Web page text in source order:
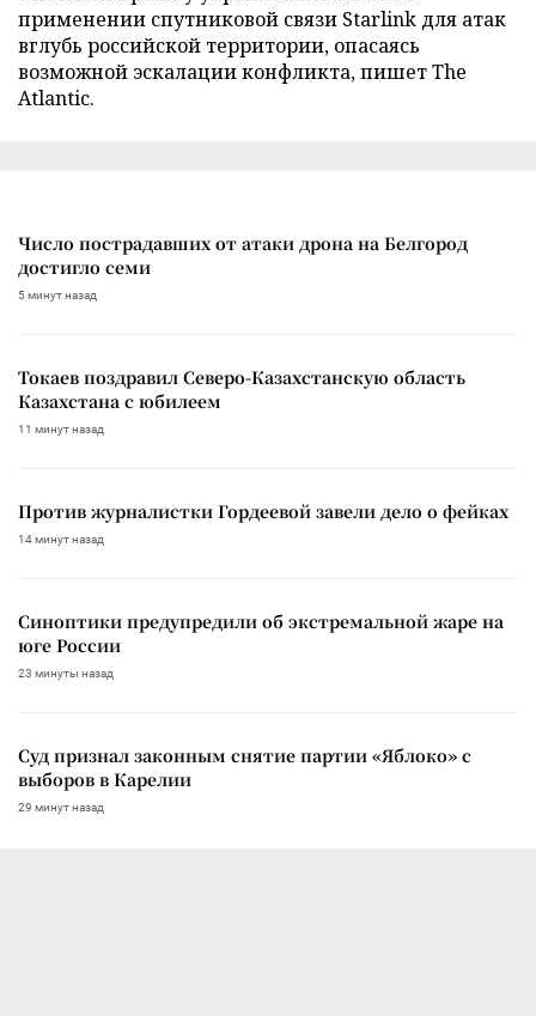
применении спутниковой связи Starlink для атак
вглубь российской территории, опасаясь
возможной эскалации конфликта, пишет The
Atlantic.
Число пострадавших от атаки дрона на Белгород
достигло семи
5 минут назад
Токаев поздравил Северо-Казахстанскую область
Казахстана с юбилеем
11 минут назад
Против журналистки Гордеевой завели дело о фейках
14 минут назад
Синоптики предупредили об экстремальной жаре на
юге России
23 минуты назад
Суд признал законным снятие партии «Яблоко» с
выборов в Карелии
29 минут назад